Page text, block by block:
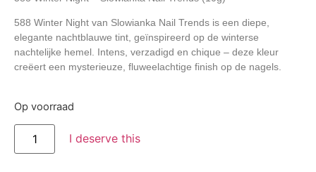
588 Winter Night van Slowianka Nail Trends is een diepe,
elegante nachtblauwe tint, geïnspireerd op de winterse
nachtelijke hemel. Intens, verzadigd en chique – deze kleur
creëert een mysterieuze, fluweelachtige finish op de nagels.
Op voorraad
I deserve this